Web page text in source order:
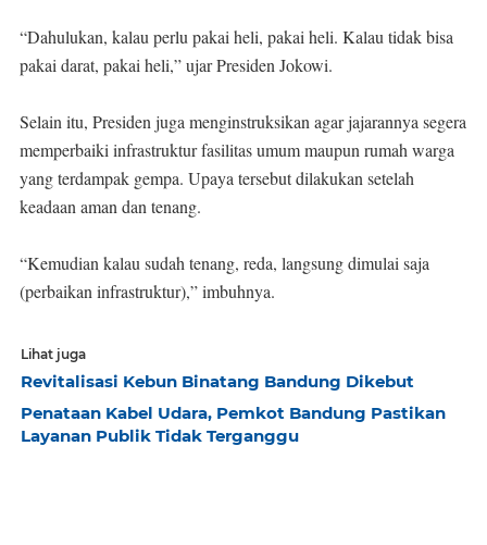
“Dahulukan, kalau perlu pakai heli, pakai heli. Kalau tidak bisa
pakai darat, pakai heli,” ujar Presiden Jokowi.
Selain itu, Presiden juga menginstruksikan agar jajarannya segera
memperbaiki infrastruktur fasilitas umum maupun rumah warga
yang terdampak gempa. Upaya tersebut dilakukan setelah
keadaan aman dan tenang.
“Kemudian kalau sudah tenang, reda, langsung dimulai saja
(perbaikan infrastruktur),” imbuhnya.
Lihat juga
Revitalisasi Kebun Binatang Bandung Dikebut
Penataan Kabel Udara, Pemkot Bandung Pastikan
Layanan Publik Tidak Terganggu